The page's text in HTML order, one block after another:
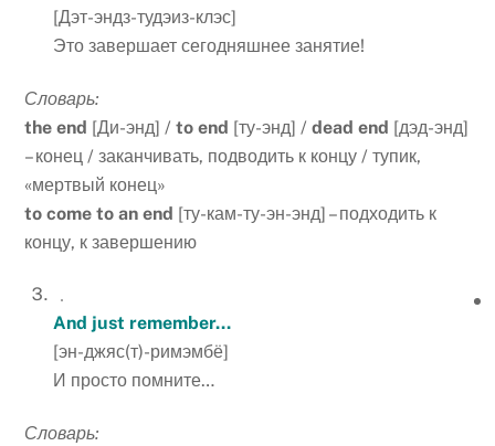
[Дэт-эндз-тудэиз-клэс]
Это завершает сегодняшнее занятие!
Словарь:
the end [Ди-энд] /to end [ту-энд] /dead end [дэд-энд]
– конец / заканчивать, подводить к концу / тупик,
«мертвый конец»
to come to an end [ту-кам-ту-эн-энд] – подходить к
концу, к завершению
And just remember…
[эн-джяс(т)-римэмбё]
И просто помните…
Словарь: